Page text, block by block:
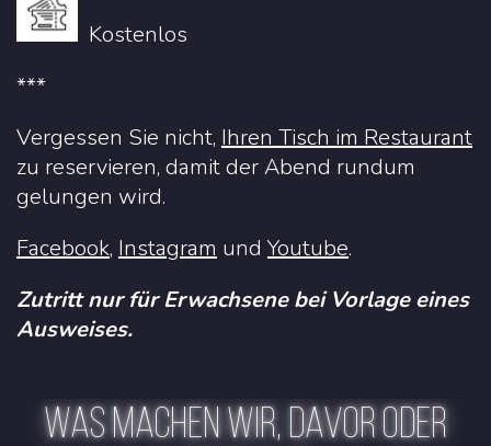
Kostenlos
***
Vergessen Sie nicht, Ihren Tisch im Restaurant
zu reservieren, damit der Abend rundum
gelungen wird.
Facebook, Instagram und Youtube.
Zutritt nur für Erwachsene bei Vorlage eines
Ausweises.
WAS MACHEN WIR, DAVOR ODER